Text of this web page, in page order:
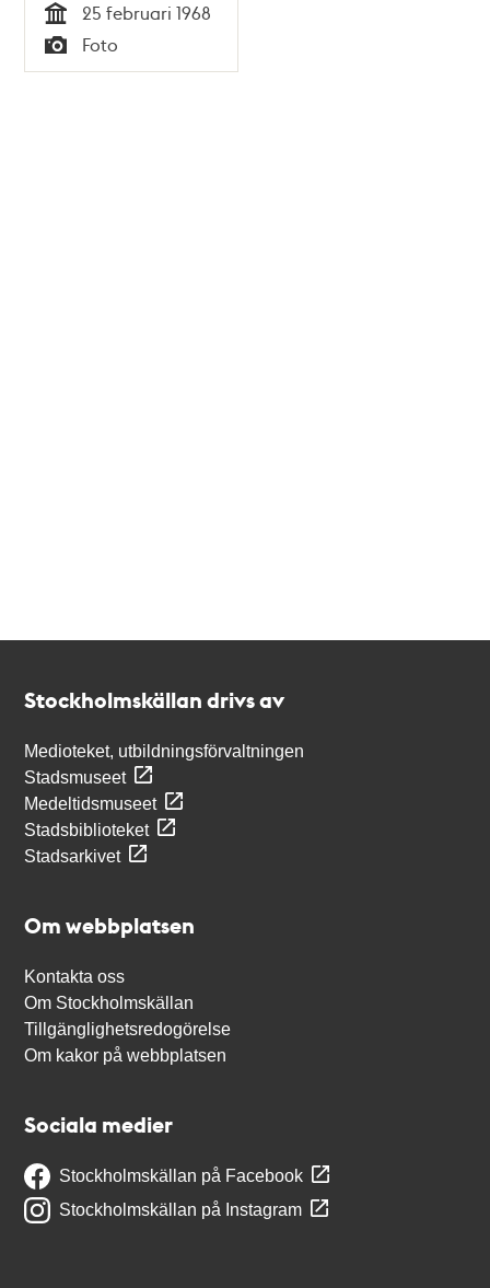
Tid
25 februari 1968
Typ
Foto
Stockholmskällan drivs av
Medioteket, utbildningsförvaltningen
Stadsmuseet
Medeltidsmuseet
Stadsbiblioteket
Stadsarkivet
Om webbplatsen
Kontakta oss
Om Stockholmskällan
Tillgänglighetsredogörelse
Om kakor på webbplatsen
Sociala medier
Stockholmskällan på Facebook
Stockholmskällan på Instagram